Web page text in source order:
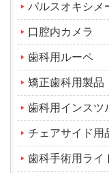
パルスオキシメ
口腔内カメラ
歯科用ルーペ
矯正歯科用製品
歯科用インスツ
チェアサイド用
歯科手術用ライ